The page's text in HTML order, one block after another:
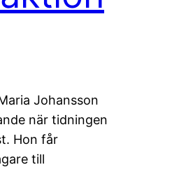
Johansson
när tidningen
Hon får
till